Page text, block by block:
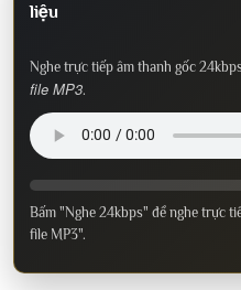
liệu
Nghe trực tiếp âm thanh gốc
file MP3.
Bấm "Nghe 24kbps" để nghe trực
file MP3".